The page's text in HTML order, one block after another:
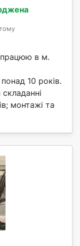
в м.
10 років.
монтажі та